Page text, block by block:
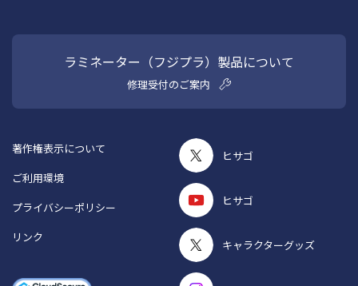
ラミネーター（フジプラ）製品について
修理受付のご案内
ヒサゴ
ヒサゴ
キャラクターグッズ
著作権表示について
ご利用環境
プライバシーポリシー
リンク